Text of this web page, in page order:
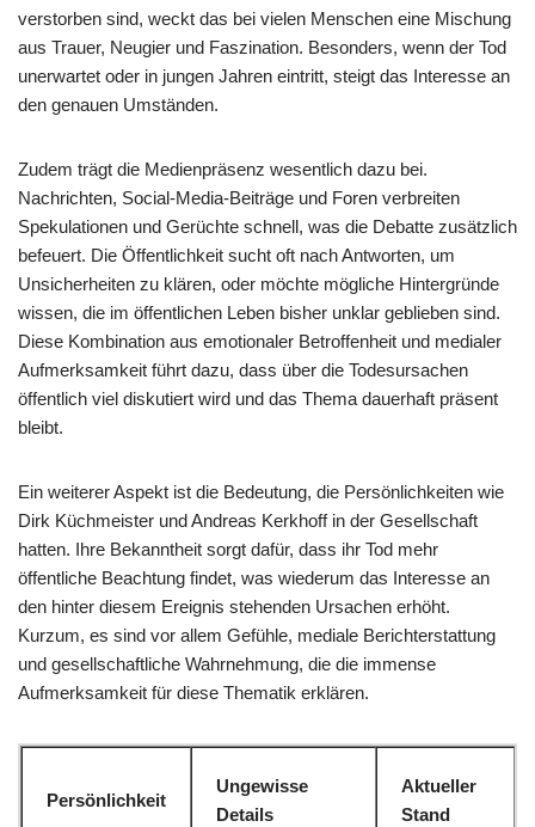
verstorben sind, weckt das bei vielen Menschen eine Mischung
aus Trauer, Neugier und Faszination. Besonders, wenn der Tod
unerwartet oder in jungen Jahren eintritt, steigt das Interesse an
den genauen Umständen.
Zudem trägt die Medienpräsenz wesentlich dazu bei.
Nachrichten, Social-Media-Beiträge und Foren verbreiten
Spekulationen und Gerüchte schnell, was die Debatte zusätzlich
befeuert. Die Öffentlichkeit sucht oft nach Antworten, um
Unsicherheiten zu klären, oder möchte mögliche Hintergründe
wissen, die im öffentlichen Leben bisher unklar geblieben sind.
Diese Kombination aus emotionaler Betroffenheit und medialer
Aufmerksamkeit führt dazu, dass über die Todesursachen
öffentlich viel diskutiert wird und das Thema dauerhaft präsent
bleibt.
Ein weiterer Aspekt ist die Bedeutung, die Persönlichkeiten wie
Dirk Küchmeister und Andreas Kerkhoff in der Gesellschaft
hatten. Ihre Bekanntheit sorgt dafür, dass ihr Tod mehr
öffentliche Beachtung findet, was wiederum das Interesse an
den hinter diesem Ereignis stehenden Ursachen erhöht.
Kurzum, es sind vor allem Gefühle, mediale Berichterstattung
und gesellschaftliche Wahrnehmung, die die immense
Aufmerksamkeit für diese Thematik erklären.
Persönlichkeit
Ungewisse
Details
Aktueller
Stand